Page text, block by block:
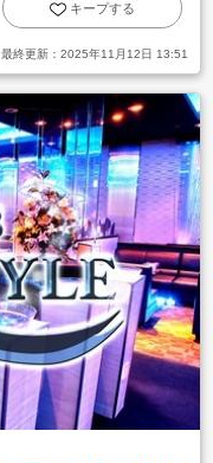
キープする
最終更新： 2025年11月12日 13:51